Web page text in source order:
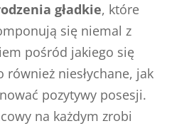
gładkie, które
się niemal z
pośród jakiego się
również niesłychane, jak
pozytywy posesji.
na każdym zrobi